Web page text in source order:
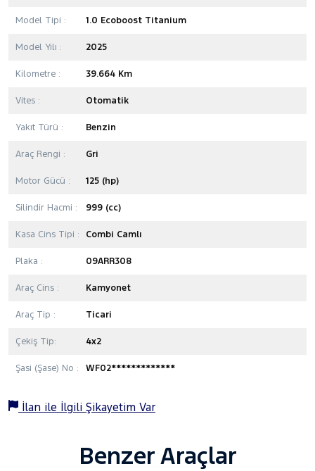
Model Tipi : 1.0 Ecoboost Titanium
Model Yılı : 2025
Kilometre : 39.664 Km
Vites : Otomatik
Yakıt Türü : Benzin
Araç Rengi : Gri
Motor Gücü : 125 (hp)
Silindir Hacmi : 999 (cc)
Kasa Cins Tipi : Combi Camlı
Plaka : 09ARR308
Araç Cins : Kamyonet
Araç Tip : Ticari
Çekiş Tip: 4x2
Şasi (Şase) No : WF02*************
İlan ile İlgili Şikayetim Var
Benzer Araçlar